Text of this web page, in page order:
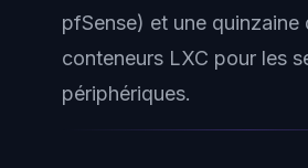
pfSense) et une quinzaine
conteneurs LXC pour les
périphériques.